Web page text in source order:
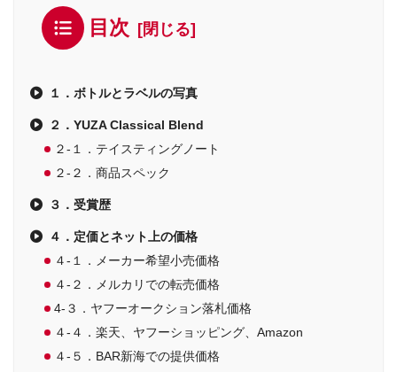
目次
１．ボトルとラベルの写真
２．YUZA Classical Blend
２-１．テイスティングノート
２-２．商品スペック
３．受賞歴
４．定価とネット上の価格
４-１．メーカー希望小売価格
４-２．メルカリでの転売価格
4-３．ヤフーオークション落札価格
４-４．楽天、ヤフーショッピング、Amazon
４-５．BAR新海での提供価格